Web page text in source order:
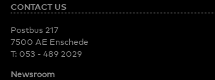
CONTACT US
Postbus 217
7500 AE Enschede
T: 053 - 489 2029
Newsroom